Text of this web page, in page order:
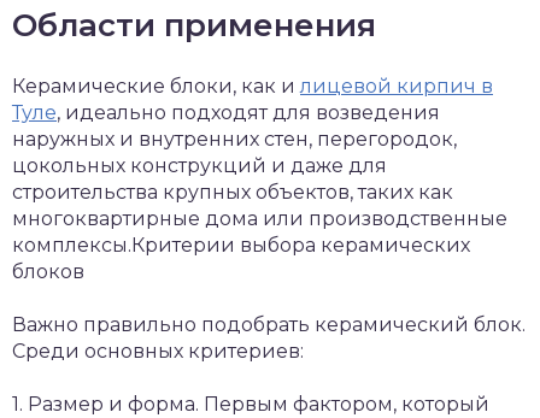
Области применения
Керамические блоки, как илицевой кирпич в
Туле, идеально подходят для возведения
наружных и внутренних стен, перегородок,
цокольных конструкций и даже для
строительства крупных объектов, таких как
многоквартирные дома или производственные
комплексы.Критерии выбора керамических
блоков
Важно правильно подобрать керамический блок.
Среди основных критериев:
1. Размер и форма. Первым фактором, который